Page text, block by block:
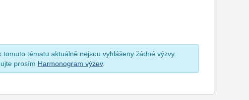
tématu aktuálně nejsou vyhlášeny žádné výzvy.
prosím Harmonogram výzev.